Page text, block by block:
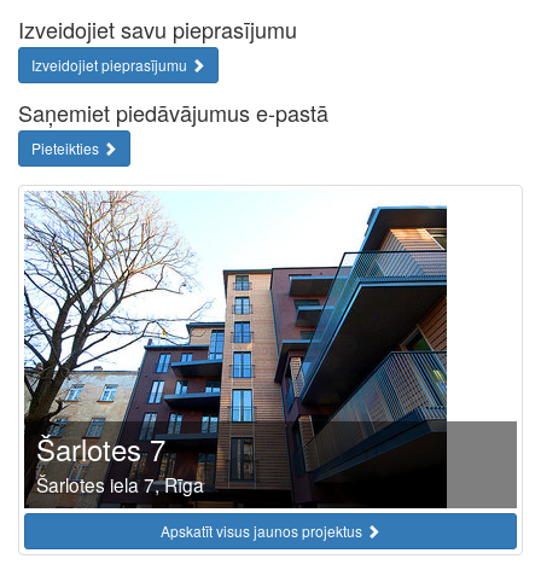
Izveidojiet savu pieprasījumu
Izveidojiet pieprasījumu
Saņemiet piedāvājumus e-pastā
Pieteikties
Šarlotes 7
Šarlotes iela 7, Rīga
Apskatīt visus jaunos projektus